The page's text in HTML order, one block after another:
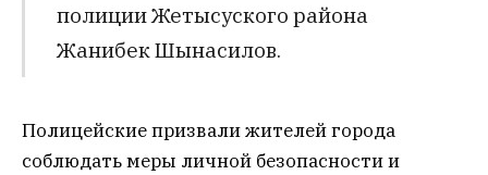
полиции Жетысуского района
Жанибек Шынасилов.
Полицейские призвали жителей города
соблюдать меры личной безопасности и